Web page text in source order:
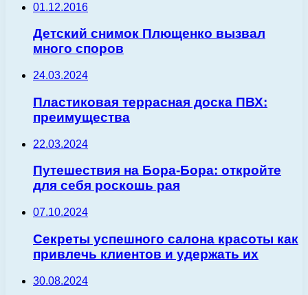
01.12.2016
Детский снимок Плющенко вызвал
много споров
24.03.2024
Пластиковая террасная доска ПВХ:
преимущества
22.03.2024
Путешествия на Бора-Бора: откройте
для себя роскошь рая
07.10.2024
Секреты успешного салона красоты как
привлечь клиентов и удержать их
30.08.2024